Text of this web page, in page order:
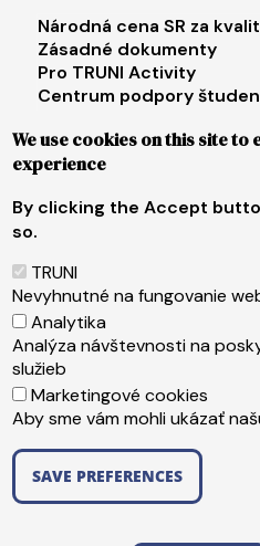
Footer menu 3
Národná cena SR za
Zásadné dokumenty
Pro TRUNI Activity
Centrum podpory
Footer menu 4
E-shop
Instagram
Youtube
Spotify
TikTok
Päta
Web content
Technical operator
Accessibility statement
Edit Cookie Preferences
We use cookies on this site to
experience
By clicking the Accept
so.
TRUNI
Nevyhnutné na fungovanie
Analytika
Analýza návštevnosti na
služieb
Marketingové cookies
Aby sme vám mohli ukázať
SAVE PREFERENCES